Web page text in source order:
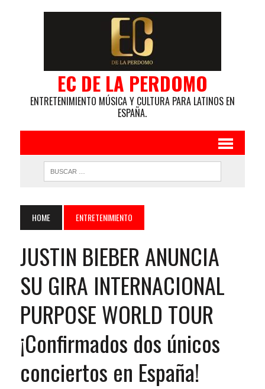
EC DE LA PERDOMO
ENTRETENIMIENTO MÚSICA Y CULTURA PARA LATINOS EN
ESPAÑA.
HOME ENTRETENIMIENTO
JUSTIN BIEBER ANUNCIA
SU GIRA INTERNACIONAL
PURPOSE WORLD TOUR
¡Confirmados dos únicos
conciertos en España!